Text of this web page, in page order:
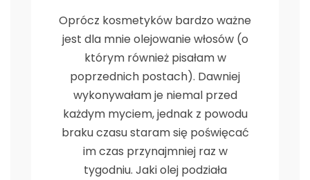
Oprócz kosmetyków bardzo ważne
jest dla mnie olejowanie włosów (o
którym również pisałam w
poprzednich postach). Dawniej
wykonywałam je niemal przed
każdym myciem, jednak z powodu
braku czasu staram się poświęcać
im czas przynajmniej raz w
tygodniu. Jaki olej podziała